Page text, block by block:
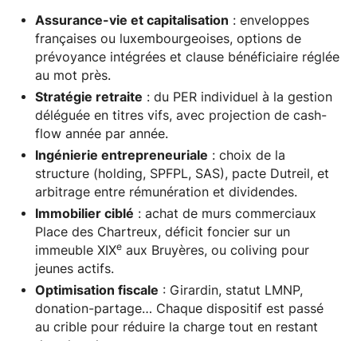
Assurance-vie et capitalisation : enveloppes
françaises ou luxembourgeoises, options de
prévoyance intégrées et clause bénéficiaire réglée
au mot près.
Stratégie retraite : du PER individuel à la gestion
déléguée en titres vifs, avec projection de cash-
flow année par année.
Ingénierie entrepreneuriale : choix de la
structure (holding, SPFPL, SAS), pacte Dutreil, et
arbitrage entre rémunération et dividendes.
Immobilier ciblé : achat de murs commerciaux
Place des Chartreux, déficit foncier sur un
immeuble XIXeaux Bruyères, ou coliving pour
jeunes actifs.
Optimisation fiscale : Girardin, statut LMNP,
donation-partage… Chaque dispositif est passé
au crible pour réduire la charge tout en restant